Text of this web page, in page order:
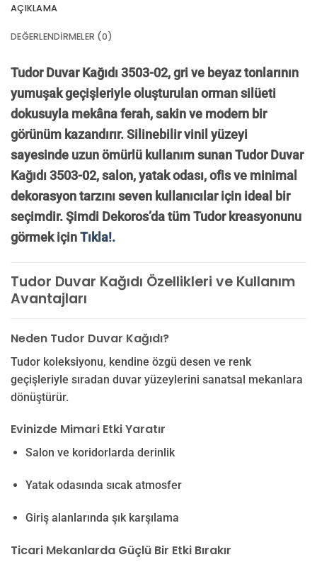
AÇIKLAMA
DEĞERLENDIRMELER (0)
Tudor Duvar Kağıdı 3503-02, gri ve beyaz tonlarının
yumuşak geçişleriyle oluşturulan orman silüeti
dokusuyla mekâna ferah, sakin ve modern bir
görünüm kazandırır. Silinebilir vinil yüzeyi
sayesinde uzun ömürlü kullanım sunan Tudor Duvar
Kağıdı 3503-02, salon, yatak odası, ofis ve minimal
dekorasyon tarzını seven kullanıcılar için ideal bir
seçimdir. Şimdi Dekoros’da tüm Tudor kreasyonunu
görmek içinTıkla!.
Tudor Duvar Kağıdı Özellikleri ve Kullanım
Avantajları
Neden Tudor Duvar Kağıdı?
Tudor koleksiyonu, kendine özgü desen ve renk
geçişleriyle sıradan duvar yüzeylerini sanatsal mekanlara
dönüştürür.
Evinizde Mimari Etki Yaratır
Salon ve koridorlarda derinlik
Yatak odasında sıcak atmosfer
Giriş alanlarında şık karşılama
Ticari Mekanlarda Güçlü Bir Etki Bırakır